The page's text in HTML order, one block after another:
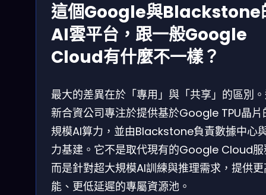
這個Google與Blackstone
AI雲平台，跟一般Google
Cloud有什麼不一樣？
最大的差異在於「專用」與「共享」的區別
新合資公司專注於提供基於Google TPU晶片
規模AI算力，並由Blackstone負責數據中心
力基建。它不是取代現有的Google Cloud服
而是針對超大規模AI訓練與推理需求，提供
能、更低延遲的專屬資源池。